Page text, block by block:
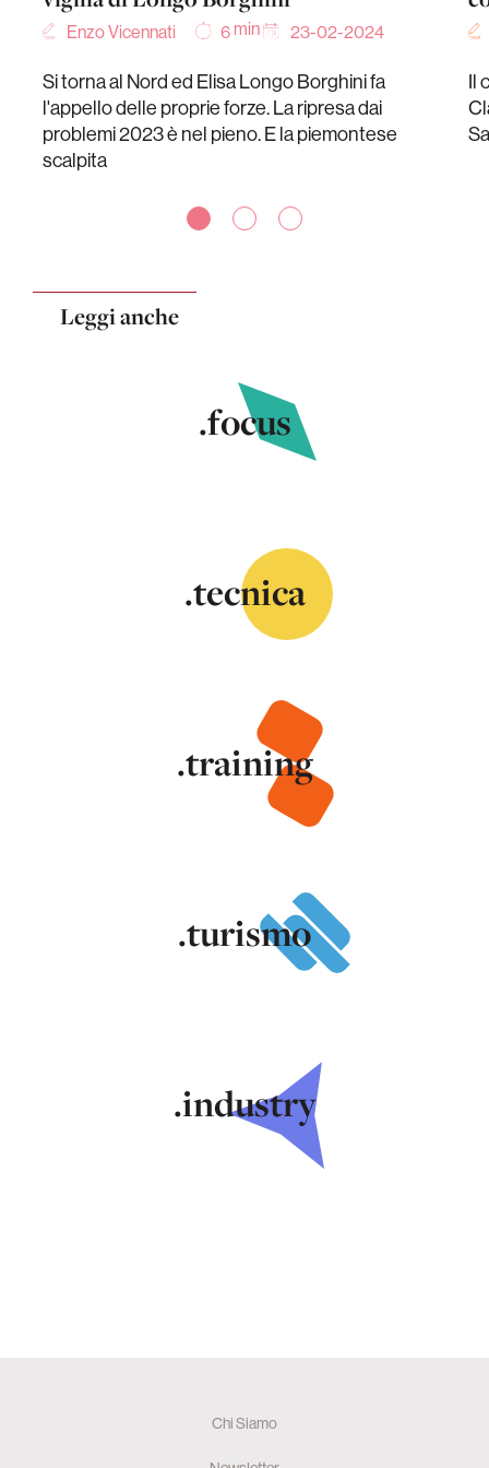
Enzo Vicennati 6 min 23-02-2024
Si torna al Nord ed Elisa Longo Borghini fa
l'appello delle proprie forze. La ripresa dai
problemi 2023 è nel pieno. E la piemontese
scalpita
Il
Leggi anche
.focus
.tecnica
.training
.turismo
.industry
Chi Siamo